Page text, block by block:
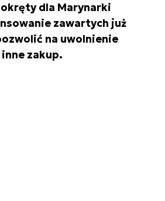
dla Marynarki
zawartych już
na uwolnienie
zakup.